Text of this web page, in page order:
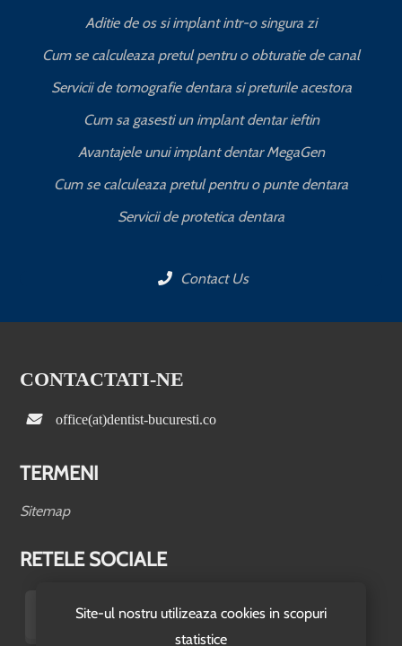
Site-ul nostru utilizeaza cookies in scopuri
statistice
Aditie de os si implant intr-o singura zi
Cum se calculeaza pretul pentru o obturatie de canal
Servicii de tomografie dentara si preturile acestora
Cum sa gasesti un implant dentar ieftin
Avantajele unui implant dentar MegaGen
Cum se calculeaza pretul pentru o punte dentara
Servicii de protetica dentara
Contact Us
CONTACTATI-NE
office(at)dentist-bucuresti.co
TERMENI
Sitemap
RETELE SOCIALE